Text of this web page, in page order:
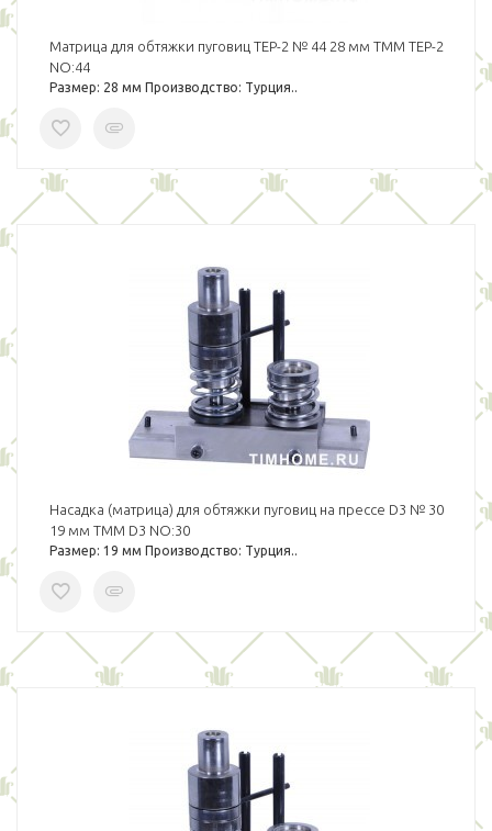
Матрица для обтяжки пуговиц TEP-2 № 44 28 мм TMM TEP-2
NO:44
Размер: 28 мм Производство: Турция..
Насадка (матрица) для обтяжки пуговиц на прессе D3 № 30
19 мм TMM D3 NO:30
Размер: 19 мм Производство: Турция..